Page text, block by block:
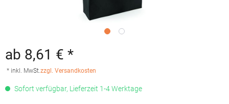
ab 8,61 € *
* inkl. MwSt.zzgl. Versandkosten
Sofort verfügbar, Lieferzeit 1-4 Werktage